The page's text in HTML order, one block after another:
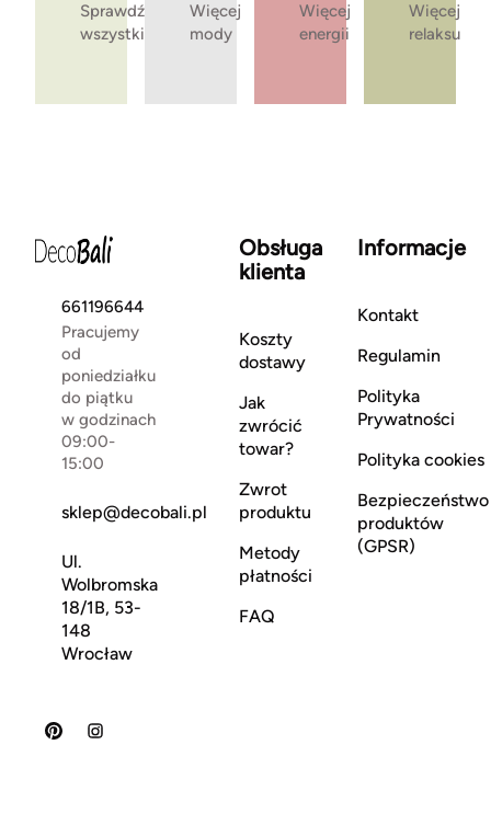
Sprawdź
wszystkie
Więcej
mody
Więcej
energii
Więcej
relaksu
661196644
Pracujemy
od
poniedziałku
do piątku
w godzinach
09:00-
15:00
sklep@decobali.pl
Ul.
Wolbromska
18/1B, 53-
148
Wrocław
Obsługa
klienta
Koszty
dostawy
Jak
zwrócić
towar?
Zwrot
produktu
Metody
płatności
FAQ
Informacje
Kontakt
Regulamin
Polityka
Prywatności
Polityka cookies
Bezpieczeństwo
produktów
(GPSR)